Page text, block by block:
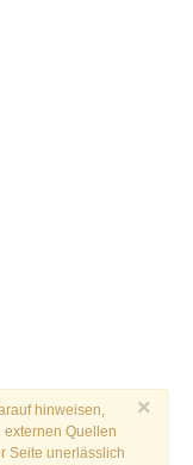
×
hinweisen,
Quellen
Seite unerlässlich